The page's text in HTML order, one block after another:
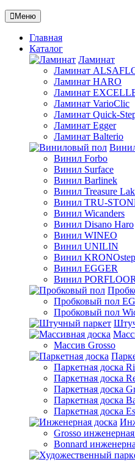
Меню
Главная
Каталог
Ламинат
Ламинат
Ламинат HARO
Ламинат
Ламинат VarioClic
Ламинат Quick-
Ламинат Egger
Ламинат Balterio
Винил Forbo
Винил Surface
Винил Barlinek
Винил Treasure
Винил TRU-
Винил Wicanders
Винил Disano Haro
Винил WINEO
Винил UNILIN
Винил KRONOstep
Винил EGGER
Винил PORFLOOR
Пробковый пол
Пробковый пол
Массив Grosso
Паркетная доска
Паркетная доска
Паркетная доска
Паркетная доска
Паркетная доска
Grosso инженерная
Bonnard